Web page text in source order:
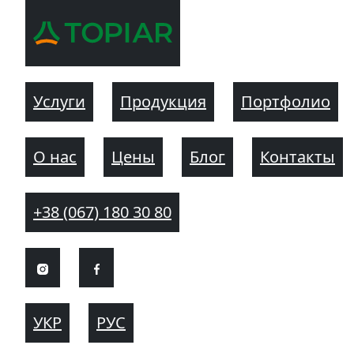
Услуги Продукция Портфолио
О нас Цены Блог Контакты
+38 (067) 180 30 80
УКР РУС